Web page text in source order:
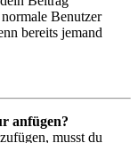
Benutzer
bereits jemand
anfügen?
musst du